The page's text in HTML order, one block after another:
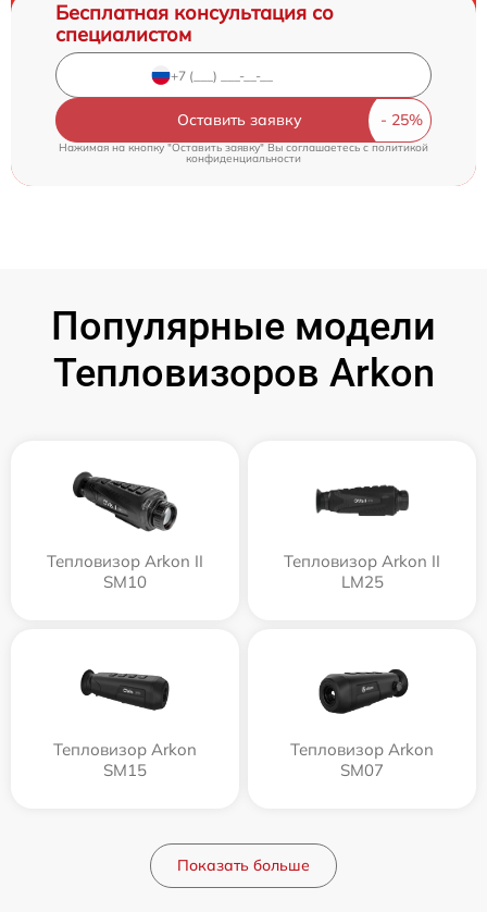
Бесплатная консультация со
специалистом
Оставить заявку
Нажимая на кнопку "Оставить заявку" Вы соглашаетесь c политикой
конфиденциальности
Популярные модели
Тепловизоров Arkon
Тепловизор Arkon II
SM10
Тепловизор Arkon II
LM25
Тепловизор Arkon
SM15
Тепловизор Arkon
SM07
Показать больше